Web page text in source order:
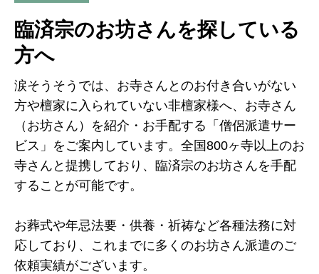
臨済宗のお坊さんを探している
方へ
涙そうそうでは、お寺さんとのお付き合いがない
方や檀家に入られていない非檀家様へ、お寺さん
（お坊さん）を紹介・お手配する「僧侶派遣サー
ビス」をご案内しています。全国800ヶ寺以上のお
寺さんと提携しており、臨済宗のお坊さんを手配
することが可能です。
お葬式や年忌法要・供養・祈祷など各種法務に対
応しており、これまでに多くのお坊さん派遣のご
依頼実績がございます。